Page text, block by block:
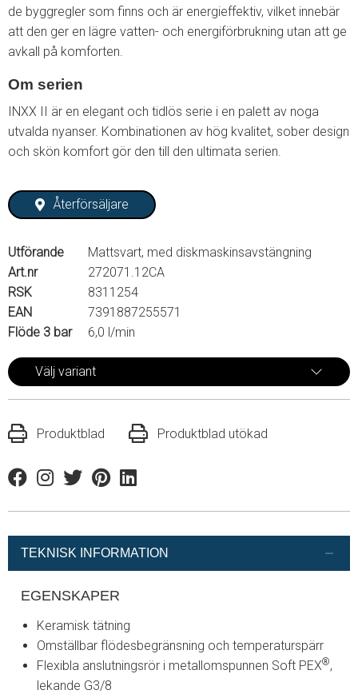
de byggregler som finns och är energieffektiv, vilket innebär
att den ger en lägre vatten- och energiförbrukning utan att ge
avkall på komforten.
Om serien
INXX II är en elegant och tidlös serie i en palett av noga
utvalda nyanser. Kombinationen av hög kvalitet, sober design
och skön komfort gör den till den ultimata serien.
Återförsäljare
Utförande
Mattsvart, med diskmaskinsavstängning
Art.nr
272071.12CA
RSK
8311254
EAN
7391887255571
Flöde 3 bar
6,0 l/min
Välj variant
Produktblad Produktblad utökad
FacebookInstagram
TwitterPinterestLinkedin
TEKNISK INFORMATION
EGENSKAPER
Keramisk tätning
Omställbar flödesbegränsning och temperaturspärr
Flexibla anslutningsrör i metallomspunnen Soft PEX®,
lekande G3/8